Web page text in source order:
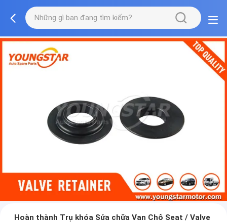
Hoàn thành Trụ khóa Sửa chữa Van Chỗ Seat / Valve